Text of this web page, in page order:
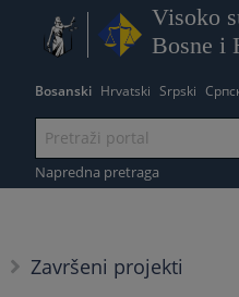
Visoko
Bosne i
Bosanski Hrvatski Srpski
Napredna pretraga
Završeni projekti